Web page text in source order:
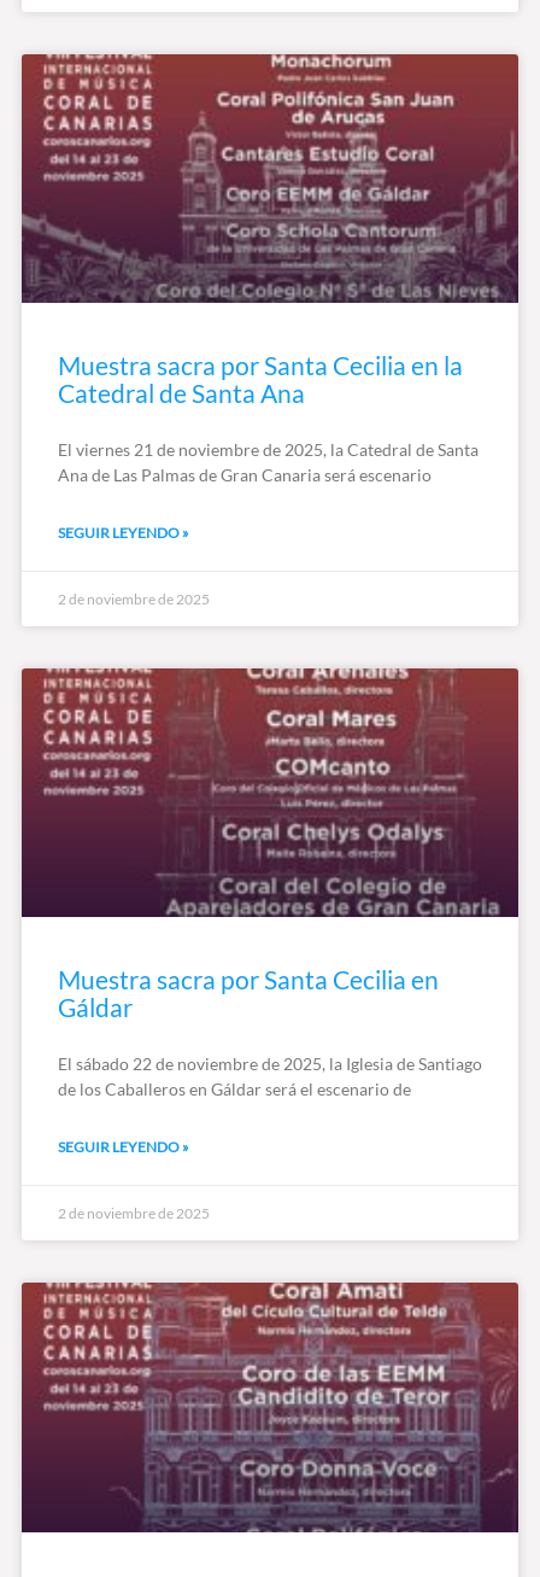
Muestra sacra por Santa Cecilia en la
Catedral de Santa Ana
El viernes 21 de noviembre de 2025, la Catedral de Santa
Ana de Las Palmas de Gran Canaria será escenario
SEGUIR LEYENDO »
2 de noviembre de 2025
Muestra sacra por Santa Cecilia en
Gáldar
El sábado 22 de noviembre de 2025, la Iglesia de Santiago
de los Caballeros en Gáldar será el escenario de
SEGUIR LEYENDO »
2 de noviembre de 2025